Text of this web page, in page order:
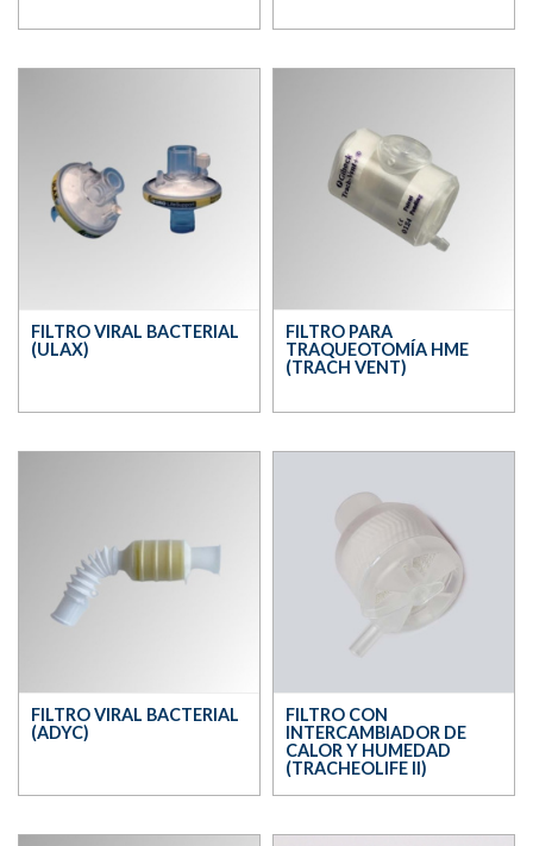
FILTRO VIRAL BACTERIAL
(ULAX)
FILTRO PARA
TRAQUEOTOMÍA HME
(TRACH VENT)
FILTRO VIRAL BACTERIAL
(ADYC)
FILTRO CON
INTERCAMBIADOR DE
CALOR Y HUMEDAD
(TRACHEOLIFE II)